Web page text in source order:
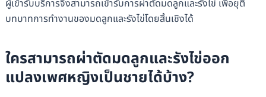
ผู้เข้ารับบริการจึงสามารถเข้ารับการผ่าตัดมดลูกและรังไข่ เพื่อยุติ
บทบาทการทำงานของมดลูกและรังไข่โดยสิ้นเชิงได้
ใครสามารถผ่าตัดมดลูกและรังไข่ออก
แปลงเพศหญิงเป็นชายได้บ้าง?